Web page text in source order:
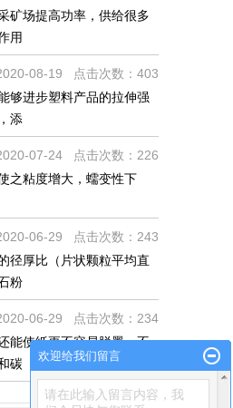
矿场提高功率，供给很多
用
够进步塑料产品的拉伸强
添
08-19 点击次数：403
之粘度增大，蠕变性下
07-24 点击次数：226
径厚比（片状颗粒平均直
粉
06-29 点击次数：243
能使纸更不容易脱墨，不
碳
06-29 点击次数：234
欢迎给我们留言
请在此输入留言内容，我